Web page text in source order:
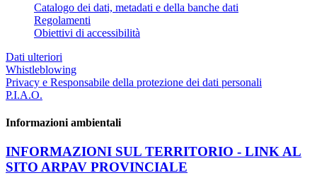
Catalogo dei dati, metadati e della banche dati
Regolamenti
Obiettivi di accessibilità
Dati ulteriori
Whistleblowing
Privacy e Responsabile della protezione dei dati personali
P.I.A.O.
Informazioni ambientali
INFORMAZIONI SUL TERRITORIO - LINK AL
SITO ARPAV PROVINCIALE